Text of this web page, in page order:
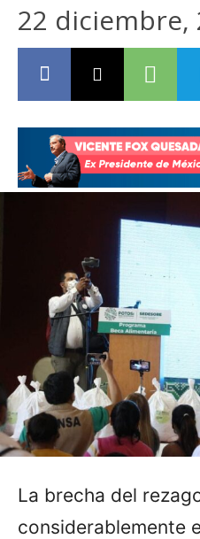
22 diciembre,
La brecha del
considerablemente